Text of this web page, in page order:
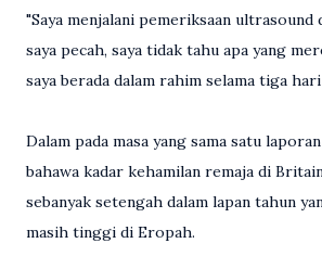
"Saya menjalani pemeriksaan ultrasound
saya pecah, saya tidak tahu apa yang
saya berada dalam rahim selama tiga
Dalam pada masa yang sama satu
bahawa kadar kehamilan remaja di
sebanyak setengah dalam lapan tahun
masih tinggi di Eropah.